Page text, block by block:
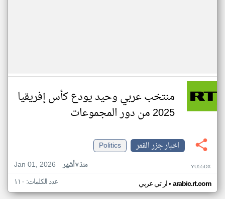
منتخب عربي وحيد يودع كأس إفريقيا
2025 من دور المجموعات
اخبار جزر القمر
Politics
Jan 01, 2026
منذ ٧ أشهر YU55DX
ار تي عربي• arabic.rt.com عدد الكلمات: ١١٠